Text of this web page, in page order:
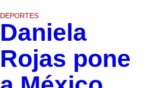
DEPORTES
Daniela
Rojas pone